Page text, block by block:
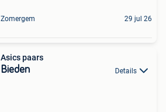
Zomergem 29 jul 26
Asics paars
Bieden Details